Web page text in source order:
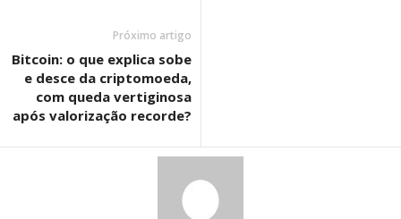
Próximo artigo
Bitcoin: o que explica sobe
e desce da criptomoeda,
com queda vertiginosa
após valorização recorde?